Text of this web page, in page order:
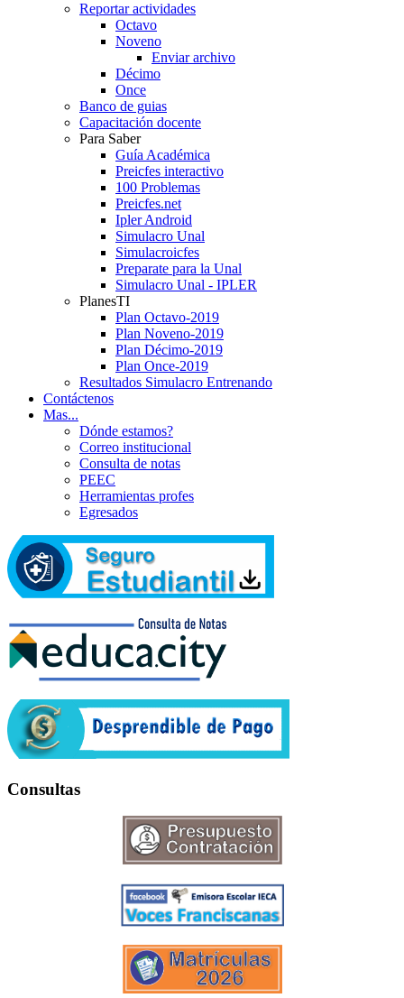
Reportar actividades
Octavo
Noveno
Enviar archivo
Décimo
Once
Banco de guias
Capacitación docente
Para Saber
Guía Académica
Preicfes interactivo
100 Problemas
Preicfes.net
Ipler Android
Simulacro Unal
Simulacroicfes
Preparate para la Unal
Simulacro Unal - IPLER
PlanesTI
Plan Octavo-2019
Plan Noveno-2019
Plan Décimo-2019
Plan Once-2019
Resultados Simulacro Entrenando
Contáctenos
Mas...
Dónde estamos?
Correo institucional
Consulta de notas
PEEC
Herramientas profes
Egresados
Consultas